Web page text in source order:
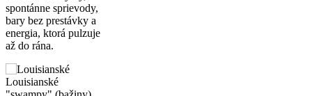
spontánne sprievody,
bary bez prestávky a
energia, ktorá pulzuje
až do rána.
Louisianské